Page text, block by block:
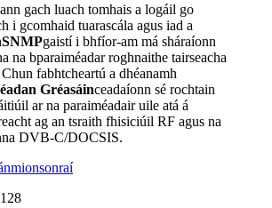
gach luach tomhais a logáil go
i gcomhaid tuarascála agus iad a
SNMPgaistí i bhfíor-am má sháraíonn
na bparaiméadar roghnaithe tairseacha
fabhtcheartú a dhéanamh
Gréasáinceadaíonn sé rochtain
ar na paraiméadair uile atá á
ag an tsraith fhisiciúil RF agus na
DVB-C/DOCSIS.
mionsonraí